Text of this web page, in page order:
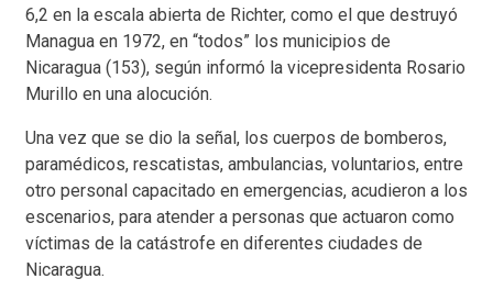
6,2 en la escala abierta de Richter, como el que destruyó
Managua en 1972, en “todos” los municipios de
Nicaragua (153), según informó la vicepresidenta Rosario
Murillo en una alocución.
Una vez que se dio la señal, los cuerpos de bomberos,
paramédicos, rescatistas, ambulancias, voluntarios, entre
otro personal capacitado en emergencias, acudieron a los
escenarios, para atender a personas que actuaron como
víctimas de la catástrofe en diferentes ciudades de
Nicaragua.